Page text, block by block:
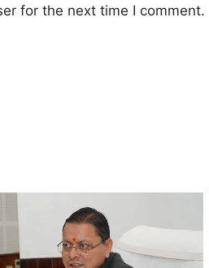
for the next time I comment.